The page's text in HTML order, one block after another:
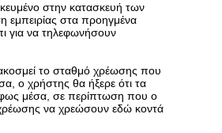
στην κατασκευή των
εμπειρίας στα προηγμένα
για να τηλεφωνήσουν
το σταθμό χρέωσης που
ο χρήστης θα ήξερε ότι τα
φως μέσα, σε περίπτωση που ο
χρέωσης να χρεώσουν εδώ κοντά